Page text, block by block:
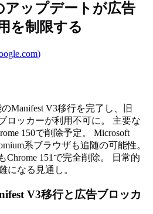
アップデートが広告
を制限する
)
Manifest V3移行を完了し、旧
ロッカーが利用不可に。 主要な
150で削除予定。 Microsoft
系ブラウザも追随の可能性。
Chrome 151で完全削除。 日常的
になる見通し。
V3移行と広告ブロッカ